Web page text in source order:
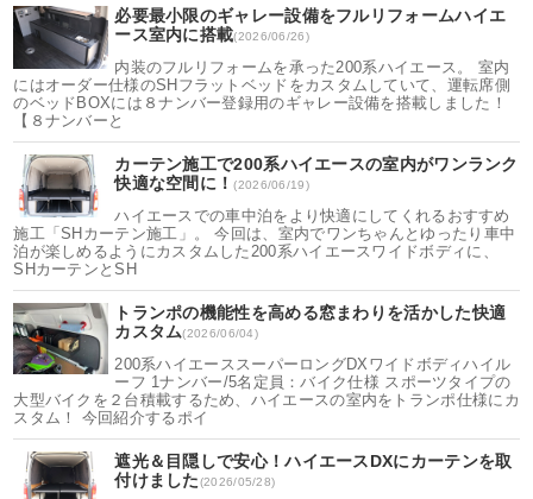
必要最小限のギャレー設備をフルリフォームハイエ
ース室内に搭載(2026/06/26)
内装のフルリフォームを承った200系ハイエース。 室内
にはオーダー仕様のSHフラットベッドをカスタムしていて、運転席側
のベッドBOXには８ナンバー登録用のギャレー設備を搭載しました！
【８ナンバーと
カーテン施工で200系ハイエースの室内がワンランク
快適な空間に！(2026/06/19)
ハイエースでの車中泊をより快適にしてくれるおすすめ
施工「SHカーテン施工」。 今回は、室内でワンちゃんとゆったり車中
泊が楽しめるようにカスタムした200系ハイエースワイドボディに、
SHカーテンとSH
トランポの機能性を高める窓まわりを活かした快適
カスタム(2026/06/04)
200系ハイエーススーパーロングDXワイドボディハイル
ーフ 1ナンバー/5名定員：バイク仕様 スポーツタイプの
大型バイクを２台積載するため、ハイエースの室内をトランポ仕様にカ
スタム！ 今回紹介するポイ
遮光＆目隠しで安心！ハイエースDXにカーテンを取
付けました(2026/05/28)